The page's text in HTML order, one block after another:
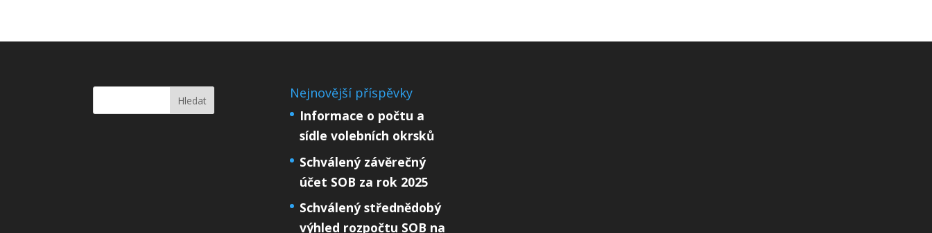
Nejnovější příspěvky
Informace o počtu a
sídle volebních okrsků
Schválený závěrečný
účet SOB za rok 2025
Schválený střednědobý
výhled rozpočtu SOB na